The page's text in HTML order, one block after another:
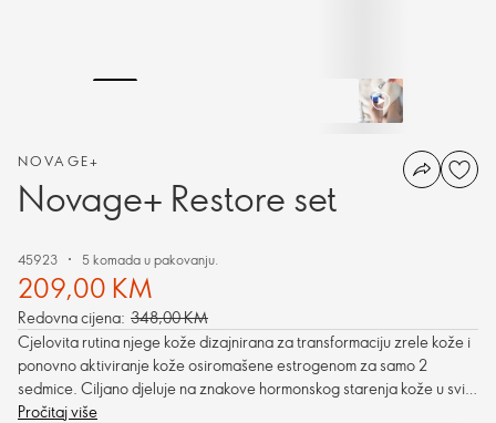
NOVAGE+
Novage+ Restore set
45923 5 komada u pakovanju.
209,00 KM
Redovna cijena: 348,00 KM
Cjelovita rutina njege kože dizajnirana za transformaciju zrele kože i
ponovno aktiviranje kože osiromašene estrogenom za samo 2
sedmice. Ciljano djeluje na znakove hormonskog starenja kože u svim
fazama menopauze, s rezultatima vidljive transformacije.
Pročitaj više